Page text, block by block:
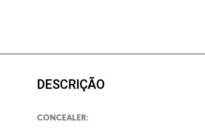
DESCRIÇÃO
CONCEALER: